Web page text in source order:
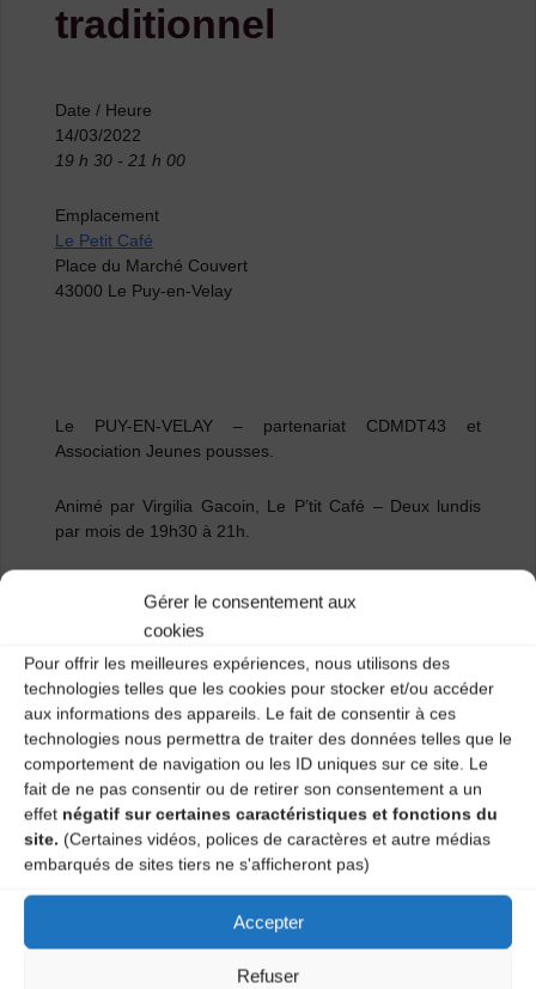
Gérer le consentement aux
cookies
Pour offrir les meilleures expériences, nous utilisons des
technologies telles que les cookies pour stocker et/ou accéder
aux informations des appareils. Le fait de consentir à ces
technologies nous permettra de traiter des données telles que le
comportement de navigation ou les ID uniques sur ce site. Le
fait de ne pas consentir ou de retirer son consentement a un
effet négatif sur certaines caractéristiques et fonctions du
site. (Certaines vidéos, polices de caractères et autre médias
embarqués de sites tiers ne s'afficheront pas)
Accepter
Refuser
traditionnel
Date / Heure
14/03/2022
19 h 30 - 21 h 00
Emplacement
Le Petit Café
Place du Marché Couvert
43000 Le Puy-en-Velay
Le PUY-EN-VELAY– partenariat CDMDT43 et
Association Jeunes pousses.
Animé par Virgilia Gacoin, Le P’tit Café – Deux lundis
par mois de 19h30 à 21h.
Renseignements CDMDT43 :04 71 02 92 53
Catégories
Agenda
Atelier chant traditionnel
Atelier chant traditionnel